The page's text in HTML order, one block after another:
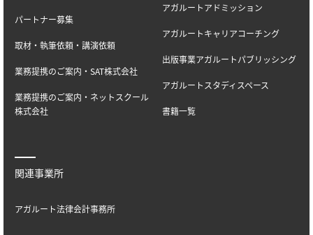
パートナー募集
取材・執筆依頼・講演依頼
業務提携のご案内・SAT株式会社
業務提携のご案内・ネットスクール
株式会社
アガルートアドミッション
アガルートキャリアコーチング
出版事業アガルートパブリッシング
アガルートスタディスペース
書籍一覧
関連事業所
アガルート法律会計事務所